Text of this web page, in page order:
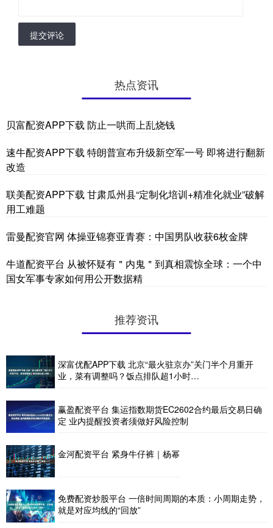
提交评论
热点资讯
贝富配资APP下载 防止一哄而上乱烧钱
速牛配资APP下载 特朗普宣布升级新空军一号 即将进行翻新
改造
联美配资APP下载 甘肃瓜州县“定制化培训+精准化就业”破解
用工难题
雷曼配资官网 体操亚锦赛亚青赛：中国男队收获6枚金牌
牛道配资平台 从被怀疑有＂内鬼＂到真相震惊全球：一个中
国女军事专家如何用公开数据精
推荐资讯
深富优配APP下载 北京“最火驻京办”关门半个月重开
业，菜有调整吗？饭点排队超1小时…
赢盈配资平台 集运指数期货EC2602合约最后交易日确
定 业内提醒投资者须做好风险控制
金河配资平台 紧身牛仔裤｜杨幂
免费配资炒股平台 一倍时间周期的本质：小周期走势，
就是对应均线的“回放”